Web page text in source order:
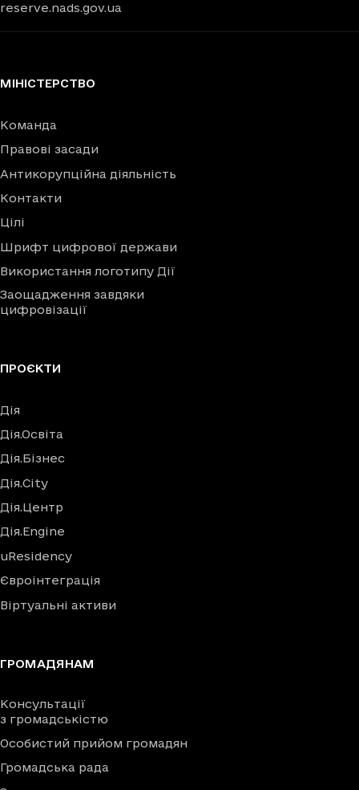
reserve.nads.gov.ua
МІНІСТЕРСТВО
Команда
Правові засади
Антикорупційна діяльність
Контакти
Цілі
Шрифт цифрової держави
Використання логотипу Дії
Заощадження завдяки
цифровізації
ПРОЄКТИ
Дія
Дія.Освіта
Дія.Бізнес
Дія.City
Дія.Центр
Дія.Engine
uResidency
Євроінтеграція
Віртуальні активи
ГРОМАДЯНАМ
Консультації
з громадськістю
Особистий прийом громадян
Громадська рада